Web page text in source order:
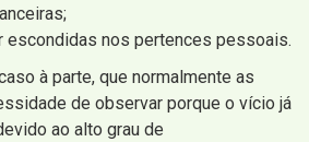
escondidas nos pertences pessoais.
à parte, que normalmente as
de observar porque o vício já
ao alto grau de